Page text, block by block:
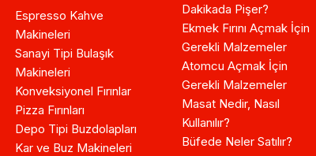
Espresso Kahve
Makineleri
Sanayi Tipi Bulaşık
Makineleri
Konveksiyonel Fırınlar
Pizza Fırınları
Depo Tipi Buzdolapları
Kar ve Buz Makineleri
Dakikada Pişer?
Ekmek Fırını Açmak İçin
Gerekli Malzemeler
Atomcu Açmak İçin
Gerekli Malzemeler
Masat Nedir, Nasıl
Kullanılır?
Büfede Neler Satılır?